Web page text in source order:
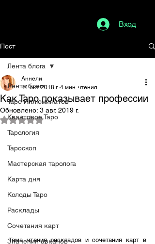
Вход
Пост
Лента блога
Таро Иллюминатов
Квантовое Таро
Тарология
Тароскоп
Мастерская таролога
Карта дня
Колоды Таро
Расклады
Сочетания карт
Значения арканов
Лента блога
Как Таро показывает профессии
Аннели
14 окт. 2018 г. 4 мин. чтения
Обновлено: 3 авг. 2019 г.
Оценка: не число из 5 звезд.
Тема чтения раскладов и сочетания карт в